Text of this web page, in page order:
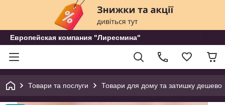
Европейская компания "Лиресмина"
Товари та послуги Товари для дому та затишку дешево